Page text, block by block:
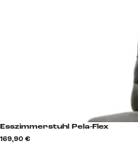
Esszimmerstuhl Pela-Flex
169,90 €